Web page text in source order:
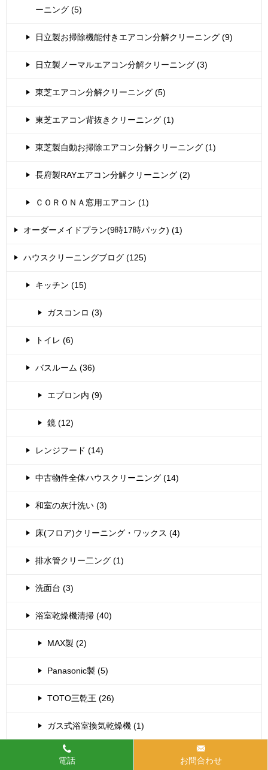
ーニング (5)
日立製お掃除機能付きエアコン分解クリーニング (9)
日立製ノーマルエアコン分解クリーニング (3)
東芝エアコン分解クリーニング (5)
東芝エアコン背抜きクリーニング (1)
東芝製自動お掃除エアコン分解クリーニング (1)
長府製RAYエアコン分解クリーニング (2)
ＣＯＲＯＮＡ窓用エアコン (1)
オーダーメイドプラン(9時17時パック) (1)
ハウスクリーニングブログ (125)
キッチン (15)
ガスコンロ (3)
トイレ (6)
バスルーム (36)
エプロン内 (9)
鏡 (12)
レンジフード (14)
中古物件全体ハウスクリーニング (14)
和室の灰汁洗い (3)
床(フロア)クリーニング・ワックス (4)
排水管クリー二ング (1)
洗面台 (3)
浴室乾燥機清掃 (40)
MAX製 (2)
Panasonic製 (5)
TOTO三乾王 (26)
ガス式浴室換気乾燥機 (1)
三菱製 (1)
電話 お問合わせ